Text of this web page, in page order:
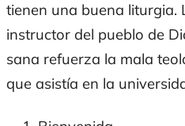
tienen una buena liturgia.
instructor del pueblo de
sana refuerza la mala
que asistía en la